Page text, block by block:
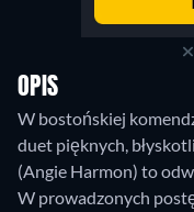
OPIS
W bostońskiej
duet pięknych,
(Angie Harmon) to
W prowadzonych